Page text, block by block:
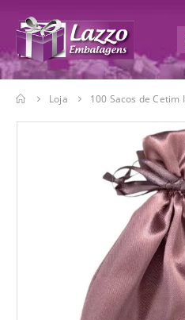
Loja 100 Sacos de Cetim